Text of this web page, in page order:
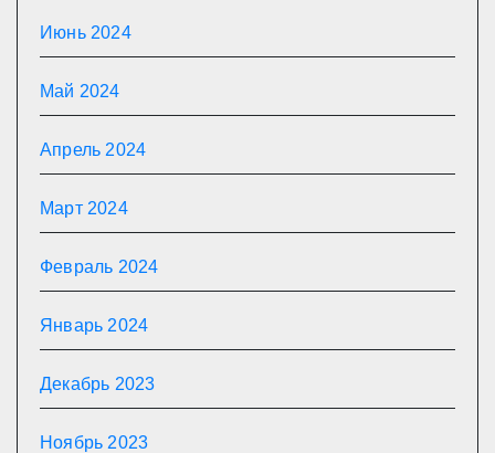
Июнь 2024
Май 2024
Апрель 2024
Март 2024
Февраль 2024
Январь 2024
Декабрь 2023
Ноябрь 2023